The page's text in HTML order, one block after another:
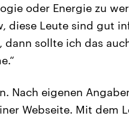
oder Energie zu
diese Leute sind gut
sollte ich das
Nach eigenen
Webseite. Mit dem